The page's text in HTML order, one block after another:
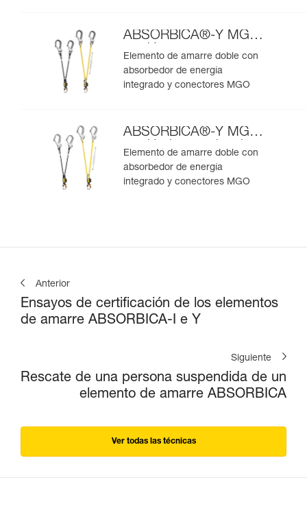
ABSORBICA®-Y MGO
versión europea
Elemento de amarre doble con
absorbedor de energía
integrado y conectores MGO
ABSORBICA®-Y MGO
versión internacional
Elemento de amarre doble con
absorbedor de energía
integrado y conectores MGO
Anterior
Ensayos de certificación de los elementos
de amarre ABSORBICA-I e Y
Siguiente
Rescate de una persona suspendida de un
elemento de amarre ABSORBICA
Ver todas las técnicas